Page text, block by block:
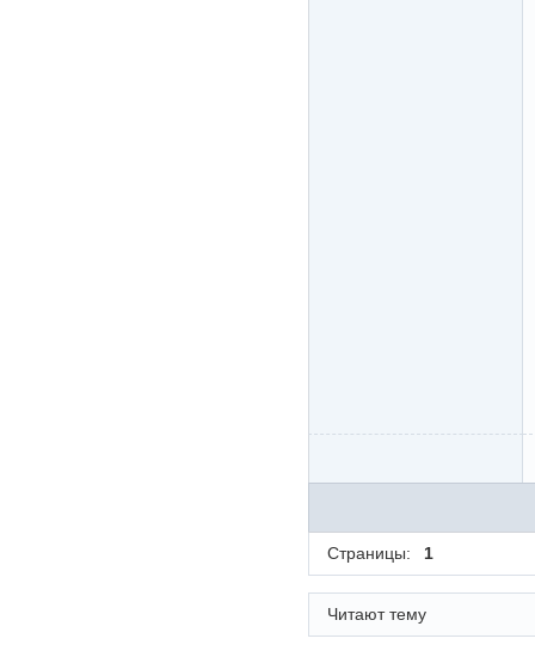
Страницы: 1
Читают тему